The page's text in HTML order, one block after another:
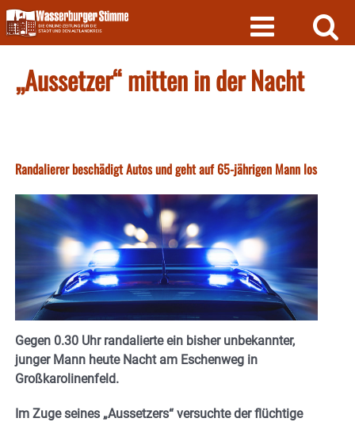
Skip
to
content
„Aussetzer“ mitten in der Nacht
Randalierer beschädigt Autos und geht auf 65-jährigen Mann los
Gegen 0.30 Uhr randalierte ein bisher unbekannter,
junger Mann heute Nacht am Eschenweg in
Großkarolinenfeld.
Im Zuge seines „Aussetzers“ versuchte der flüchtige